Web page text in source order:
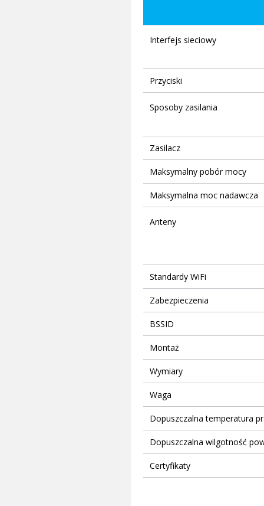
Interfejs sieciowy
Przyciski
Sposoby zasilania
Zasilacz
Maksymalny pobór mocy
Maksymalna moc nadawcza
Anteny
Standardy WiFi
Zabezpieczenia
BSSID
Montaż
Wymiary
Waga
Dopuszczalna temperatura
Dopuszczalna wilgotność
Certyfikaty